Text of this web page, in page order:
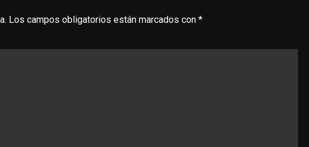
Los campos obligatorios están marcados con *
‘Vengo a aportar con calidad y
Travis Scott lanza camiseta de
para el partido contra el Real Madrid